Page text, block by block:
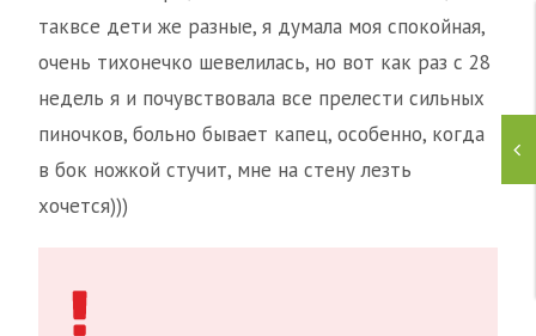
таквсе дети же разные, я думала моя спокойная,
очень тихонечко шевелилась, но вот как раз с 28
недель я и почувствовала все прелести сильных
пиночков, больно бывает капец, особенно, когда
в бок ножкой стучит, мне на стену лезть
хочется)))